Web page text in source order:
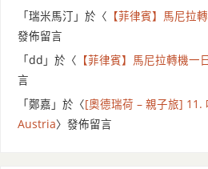
「瑞米馬汀 」於〈 【菲律賓】馬尼拉
發佈留言
「dd 」於〈 【菲律賓】馬尼拉轉機
言
「鄭嘉 」於〈[奧德瑞荷 – 親子旅]
Austria〉發佈留言